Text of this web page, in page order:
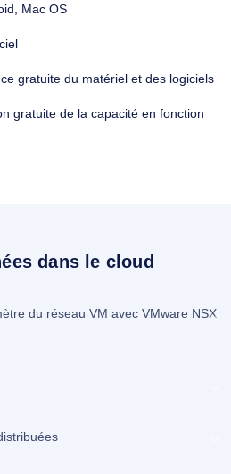
Mac OS
gratuite du matériel et des logiciels
gratuite de la capacité en fonction
dans le cloud
du réseau VM avec VMware NSX